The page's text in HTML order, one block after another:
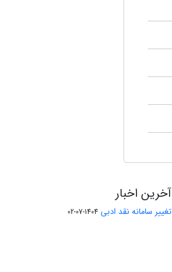
آخرین اخبار
تغییر سامانه نقد ادبی 1404-07-02